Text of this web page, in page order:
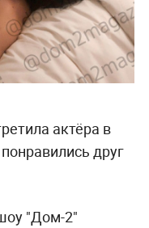
актёра в
друг
"Дом-2"